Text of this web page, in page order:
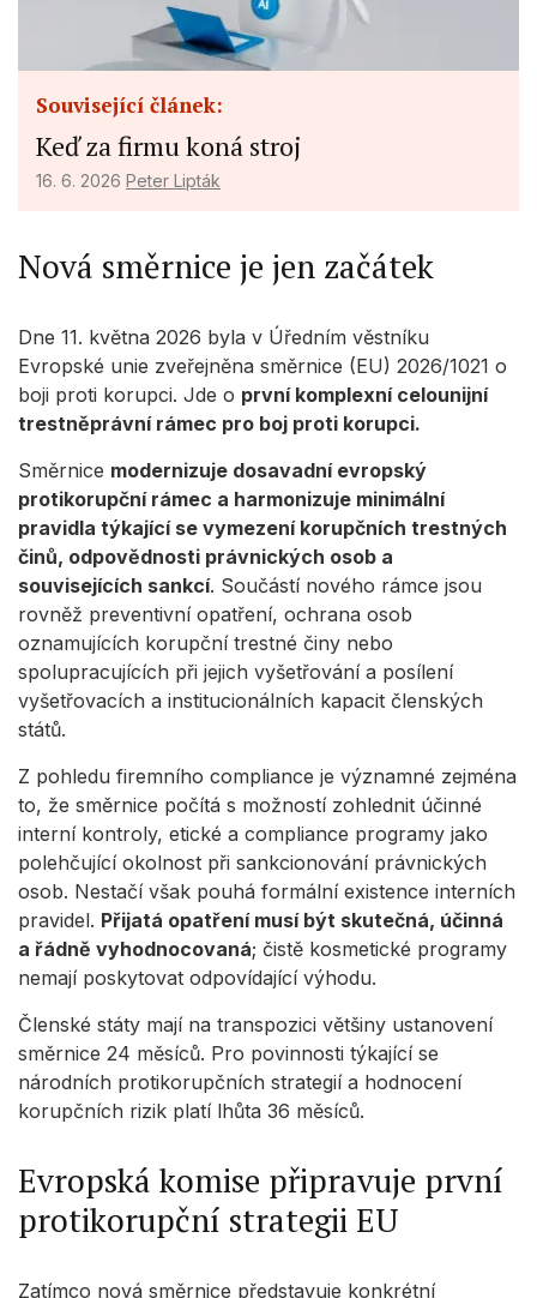
Související článek:
Keď za firmu koná stroj
16. 6. 2026 Peter Lipták
Nová směrnice je jen začátek
Dne 11. května 2026 byla v Úředním věstníku
Evropské unie zveřejněna směrnice (EU) 2026/1021 o
boji proti korupci. Jde o první komplexní celounijní
trestněprávní rámec pro boj proti korupci.
Směrnice modernizuje dosavadní evropský
protikorupční rámec a harmonizuje minimální
pravidla týkající se vymezení korupčních trestných
činů, odpovědnosti právnických osob a
souvisejících sankcí. Součástí nového rámce jsou
rovněž preventivní opatření, ochrana osob
oznamujících korupční trestné činy nebo
spolupracujících při jejich vyšetřování a posílení
vyšetřovacích a institucionálních kapacit členských
států.
Z pohledu firemního compliance je významné zejména
to, že směrnice počítá s možností zohlednit účinné
interní kontroly, etické a compliance programy jako
polehčující okolnost při sankcionování právnických
osob. Nestačí však pouhá formální existence interních
pravidel. Přijatá opatření musí být skutečná, účinná
a řádně vyhodnocovaná; čistě kosmetické programy
nemají poskytovat odpovídající výhodu.
Členské státy mají na transpozici většiny ustanovení
směrnice 24 měsíců. Pro povinnosti týkající se
národních protikorupčních strategií a hodnocení
korupčních rizik platí lhůta 36 měsíců.
Evropská komise připravuje první
protikorupční strategii EU
Zatímco nová směrnice představuje konkrétní